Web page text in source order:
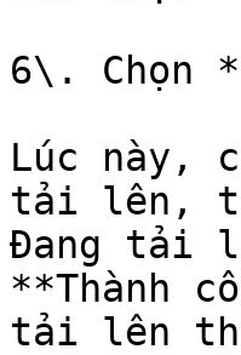
6\. Chọn
Lúc này,
tải lên,
Đang tải
**Thành
tải lên